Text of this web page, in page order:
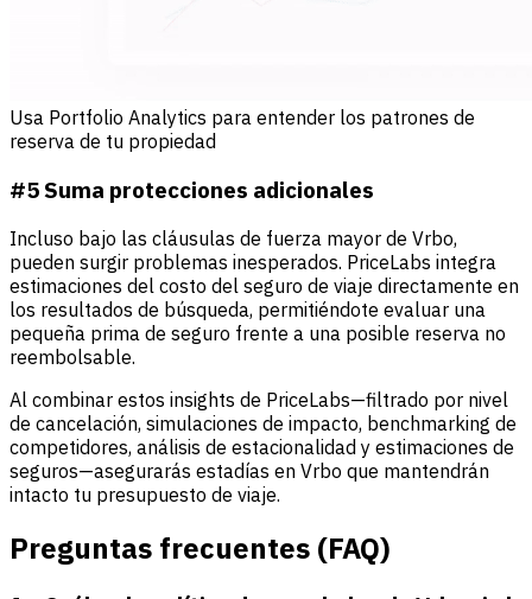
Usa Portfolio Analytics para entender los patrones de
reserva de tu propiedad
#5 Suma protecciones adicionales
Incluso bajo las cláusulas de fuerza mayor de Vrbo,
pueden surgir problemas inesperados. PriceLabs integra
estimaciones del costo del seguro de viaje directamente en
los resultados de búsqueda, permitiéndote evaluar una
pequeña prima de seguro frente a una posible reserva no
reembolsable.
Al combinar estos insights de PriceLabs—filtrado por nivel
de cancelación, simulaciones de impacto, benchmarking de
competidores, análisis de estacionalidad y estimaciones de
seguros—asegurarás estadías en Vrbo que mantendrán
intacto tu presupuesto de viaje.
Preguntas frecuentes (FAQ)